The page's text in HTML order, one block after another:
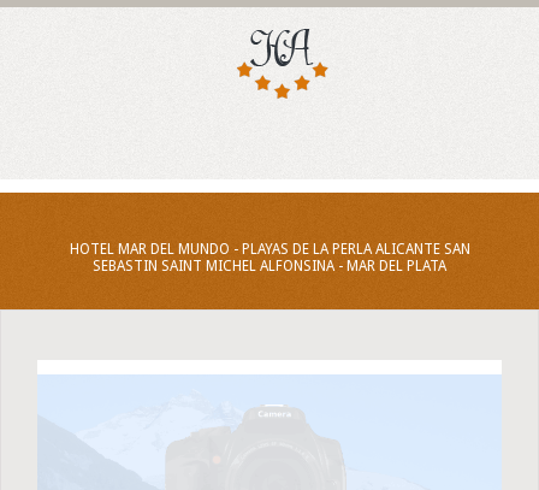
HOTEL MAR DEL MUNDO - PLAYAS DE LA PERLA ALICANTE SAN
SEBASTIN SAINT MICHEL ALFONSINA - MAR DEL PLATA